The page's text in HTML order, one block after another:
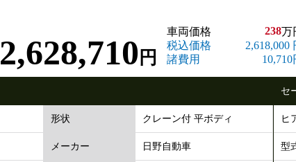
2,628,710 円
車両価格 238万
税込価格
2,618,000
諸費用
10,710
形状 クレーン付 平ボディ
メーカー 日野自動車
セ
ヒ
型